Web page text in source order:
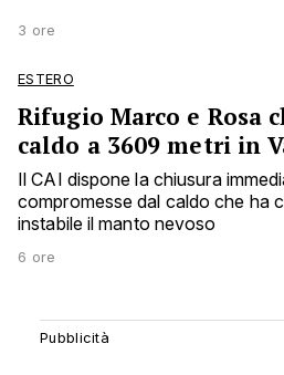
3 ore
ESTERO
Rifugio Marco e Rosa
caldo a 3609 metri in
Il CAI dispone la chiusura
compromesse dal caldo che ha
instabile il manto nevoso
6 ore